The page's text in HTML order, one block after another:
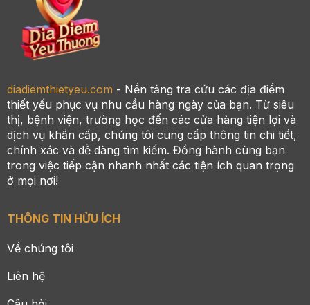
diadiemthietyeu.com - Nền tảng tra cứu các địa điểm
thiết yếu phục vụ nhu cầu hàng ngày của bạn. Từ siêu
thị, bệnh viện, trường học đến các cửa hàng tiện lợi và
dịch vụ khẩn cấp, chúng tôi cung cấp thông tin chi tiết,
chính xác và dễ dàng tìm kiếm. Đồng hành cùng bạn
trong việc tiếp cận nhanh nhất các tiện ích quan trọng
ở mọi nơi!
THÔNG TIN HỬU ÍCH
Về chúng tôi
Liên hệ